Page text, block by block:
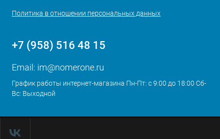
Политика в отношении персональных данных
+7 (958) 516 48 15
Email: im@nomerone.ru
График работы интернет-магазина Пн-Пт: с 9:00 до 18:00 Сб-
Вс: Выходной